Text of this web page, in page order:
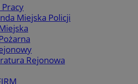
Miejska Policji
Rejonowa